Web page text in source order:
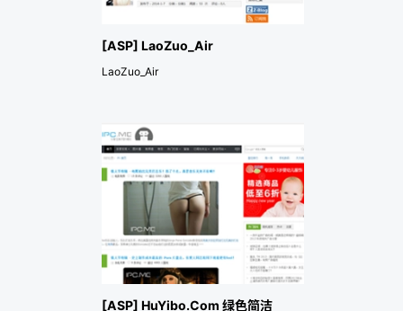
[ASP] LaoZuo_Air
LaoZuo_Air
[ASP] HuYibo.Com 绿色简洁